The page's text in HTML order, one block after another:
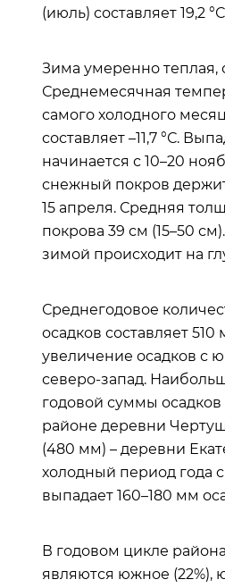
(июль) составляет 19,2
Зима умеренно теплая,
Среднемесячная
самого холодного
составляет –11,7 °С.
начинается с 10–20
снежный покров
15 апреля. Средняя
покрова 39 см (15–50
зимой происходит на
Среднегодовое
осадков составляет
увеличение осадков с
северо-запад.
годовой суммы
районе деревни
(480 мм) – деревни
холодный период года
выпадает 160–180 мм
В годовом цикле
являются южное (22%),